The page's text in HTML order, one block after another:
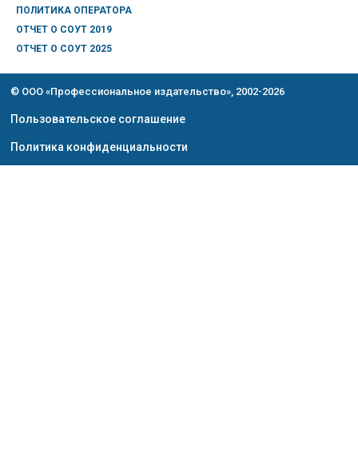
ПОЛИТИКА ОПЕРАТОРА
ОТЧЕТ О СОУТ 2019
ОТЧЕТ О СОУТ 2025
© ООО «Профессиональное издательство», 2002-2026
Пользовательское соглашение
Политика конфиденциальности